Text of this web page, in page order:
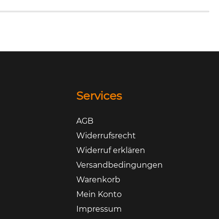
Services
AGB
Widerrufsrecht
Widerruf erklären
Versandbedingungen
Warenkorb
Mein Konto
Impressum